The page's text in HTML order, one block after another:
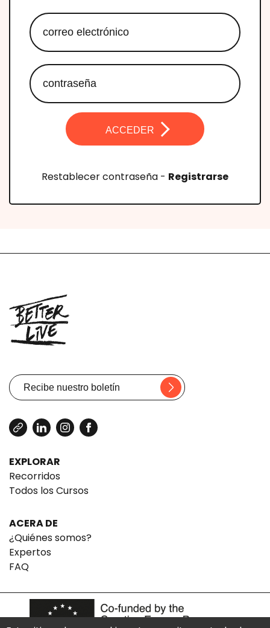
ACCEDER
Restablecer contraseña - Registrarse
EXPLORAR
Recorridos
Todos los Cursos
ACERA DE
¿Quiénes somos?
Expertos
FAQ